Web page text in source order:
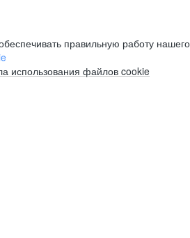
правильную работу
использования файлов cookie